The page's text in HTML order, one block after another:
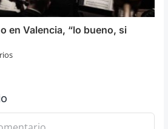
en Valencia, “lo bueno, si